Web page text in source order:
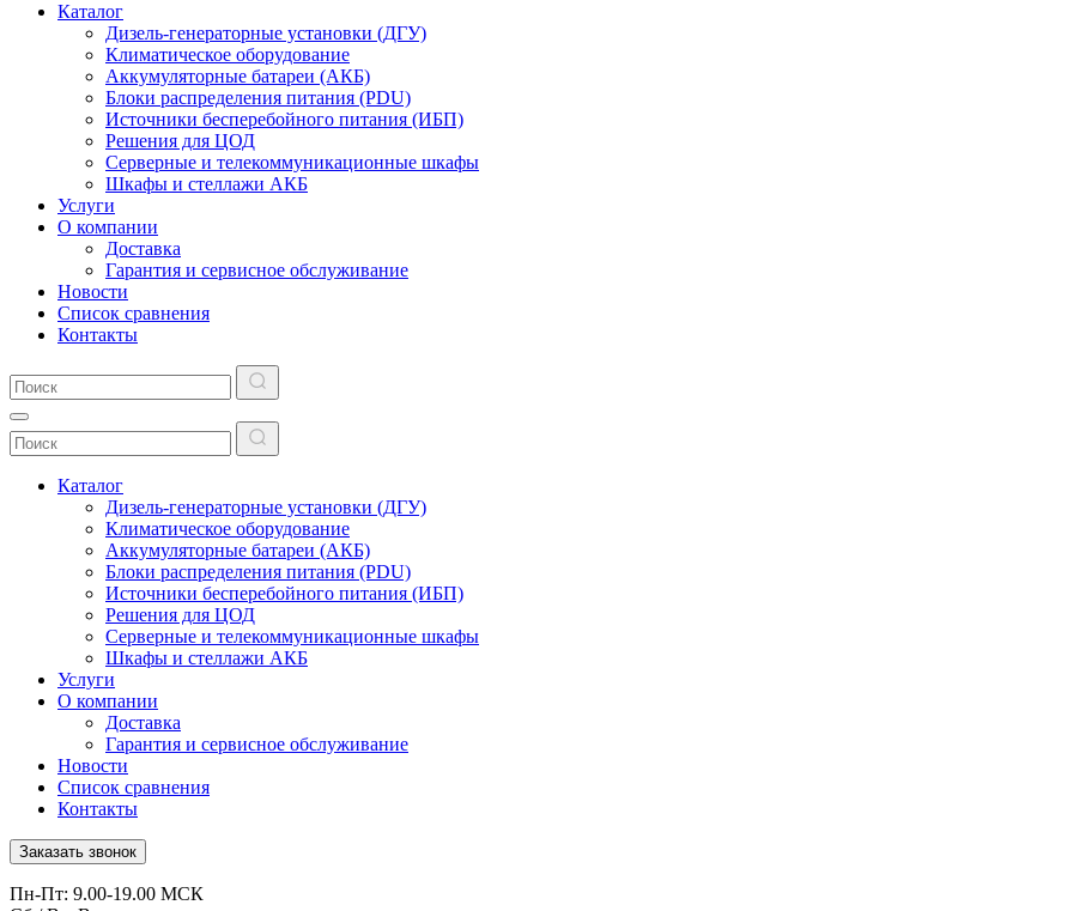
Каталог
Дизель-генераторные установки (ДГУ)
Климатическое оборудование
Аккумуляторные батареи (АКБ)
Блоки распределения питания (PDU)
Источники бесперебойного питания (ИБП)
Решения для ЦОД
Серверные и телекоммуникационные шкафы
Шкафы и стеллажи АКБ
Услуги
О компании
Доставка
Гарантия и сервисное обслуживание
Новости
Список сравнения
Контакты
Каталог
Дизель-генераторные установки (ДГУ)
Климатическое оборудование
Аккумуляторные батареи (АКБ)
Блоки распределения питания (PDU)
Источники бесперебойного питания (ИБП)
Решения для ЦОД
Серверные и телекоммуникационные шкафы
Шкафы и стеллажи АКБ
Услуги
О компании
Доставка
Гарантия и сервисное обслуживание
Новости
Список сравнения
Контакты
Заказать звонок
Пн-Пт: 9.00-19.00 МСК